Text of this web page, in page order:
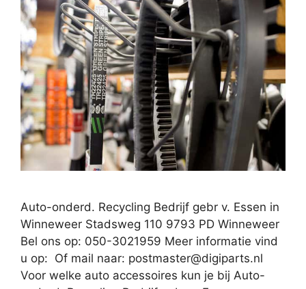
Auto-onderd. Recycling Bedrijf gebr v. Essen in
Winneweer Stadsweg 110 9793 PD Winneweer
Bel ons op: 050-3021959 Meer informatie vind
u op: Of mail naar: postmaster@digiparts.nl
Voor welke auto accessoires kun je bij Auto-